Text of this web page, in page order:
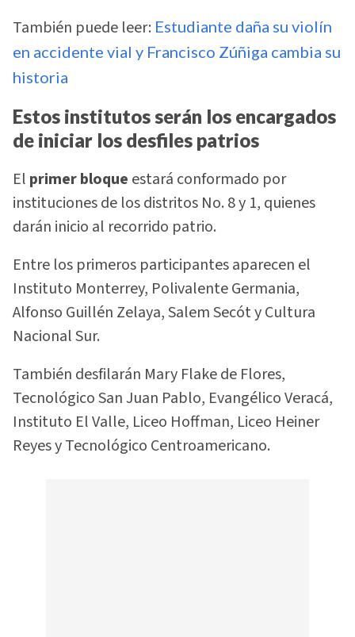
También puede leer: Estudiante daña su violín
en accidente vial y Francisco Zúñiga cambia su
historia
Estos institutos serán los encargados
de iniciar los desfiles patrios
El primer bloque estará conformado por
instituciones de los distritos No. 8 y 1, quienes
darán inicio al recorrido patrio.
Entre los primeros participantes aparecen el
Instituto Monterrey, Polivalente Germania,
Alfonso Guillén Zelaya, Salem Secót y Cultura
Nacional Sur.
También desfilarán Mary Flake de Flores,
Tecnológico San Juan Pablo, Evangélico Veracá,
Instituto El Valle, Liceo Hoffman, Liceo Heiner
Reyes y Tecnológico Centroamericano.